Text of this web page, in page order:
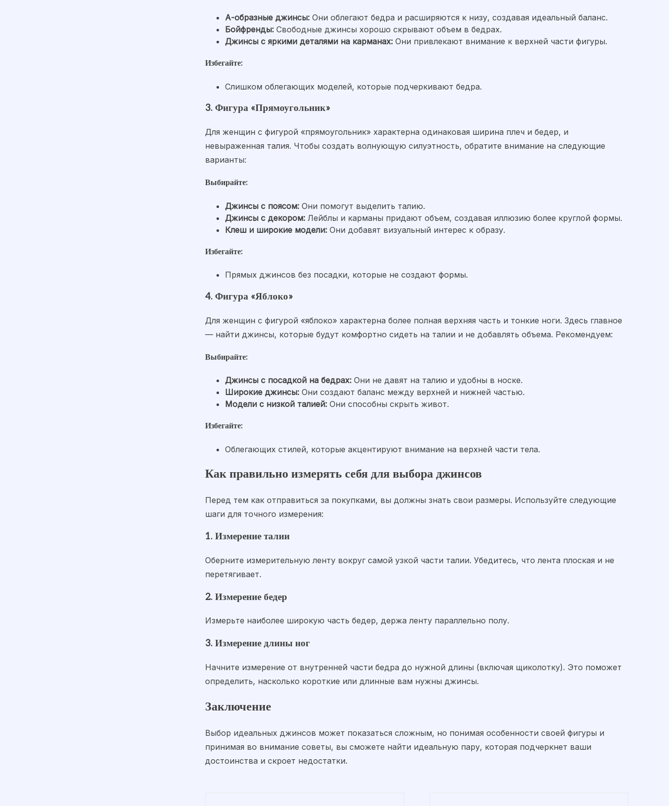
А-образные джинсы: Они облегают бедра и расширяются к низу, создавая идеальный баланс.
Бойфренды: Свободные джинсы хорошо скрывают объем в бедрах.
Джинсы с яркими деталями на карманах: Они привлекают внимание к верхней части фигуры.
Избегайте:
Слишком облегающих моделей, которые подчеркивают бедра.
3. Фигура «Прямоугольник»
Для женщин с фигурой «прямоугольник» характерна одинаковая ширина плеч и бедер, и
невыраженная талия. Чтобы создать волнующую силуэтность, обратите внимание на следующие
варианты:
Выбирайте:
Джинсы с поясом: Они помогут выделить талию.
Джинсы с декором: Лейблы и карманы придают объем, создавая иллюзию более круглой формы.
Клеш и широкие модели: Они добавят визуальный интерес к образу.
Избегайте:
Прямых джинсов без посадки, которые не создают формы.
4. Фигура «Яблоко»
Для женщин с фигурой «яблоко» характерна более полная верхняя часть и тонкие ноги. Здесь главное
— найти джинсы, которые будут комфортно сидеть на талии и не добавлять объема. Рекомендуем:
Выбирайте:
Джинсы с посадкой на бедрах: Они не давят на талию и удобны в носке.
Широкие джинсы: Они создают баланс между верхней и нижней частью.
Модели с низкой талией: Они способны скрыть живот.
Избегайте:
Облегающих стилей, которые акцентируют внимание на верхней части тела.
Как правильно измерять себя для выбора джинсов
Перед тем как отправиться за покупками, вы должны знать свои размеры. Используйте следующие
шаги для точного измерения:
1. Измерение талии
Оберните измерительную ленту вокруг самой узкой части талии. Убедитесь, что лента плоская и не
перетягивает.
2. Измерение бедер
Измерьте наиболее широкую часть бедер, держа ленту параллельно полу.
3. Измерение длины ног
Начните измерение от внутренней части бедра до нужной длины (включая щиколотку). Это поможет
определить, насколько короткие или длинные вам нужны джинсы.
Заключение
Выбор идеальных джинсов может показаться сложным, но понимая особенности своей фигуры и
принимая во внимание советы, вы сможете найти идеальную пару, которая подчеркнет ваши
достоинства и скроет недостатки.